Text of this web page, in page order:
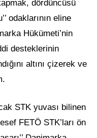
dördüncüsü
odaklarının eline
Hükümeti’nin
desteklerinin
altını çizerek ve
STK yuvası bilinen
FETÖ STK’ları ön